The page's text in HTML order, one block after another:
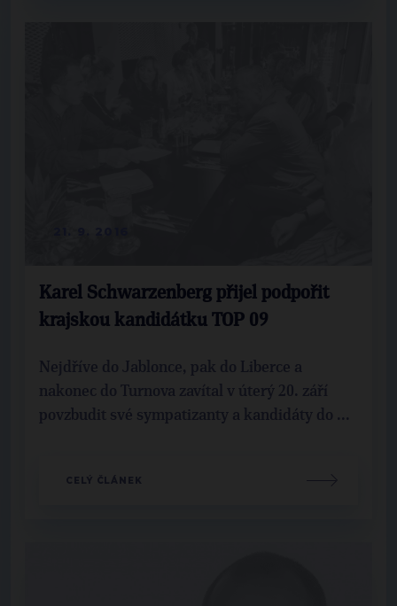
Karel Schwarzenberg přijel podpořit
krajskou kandidátku TOP 09
Nejdříve do Jablonce, pak do Liberce a
nakonec do Turnova zavítal v úterý 20. září
povzbudit své sympatizanty a kandidáty do ...
CELÝ ČLÁNEK